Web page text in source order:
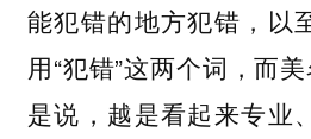
能犯错的地方犯错 ，以
用“犯错”这两个词，而
是说，越是看起来专业